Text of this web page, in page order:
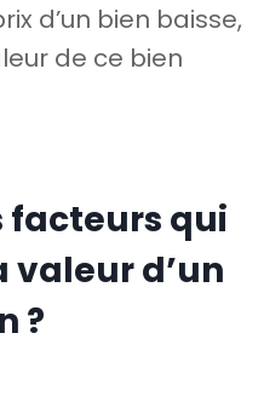
d’un bien baisse,
de ce bien
facteurs qui
d’un
?